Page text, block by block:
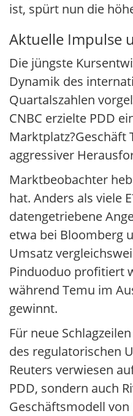
ist, spürt nun die
Aktuelle Impulse
Die jüngste
Dynamik des
Quartalszahlen
CNBC erzielte PDD
Marktplatz?Geschäft
aggressiver
Marktbeobachter
hat. Anders als viele
datengetriebene
etwa bei Bloomberg
Umsatz
Pinduoduo profitiert
während Temu im
gewinnt.
Für neue
des regulatorischen
Reuters verwiesen
PDD, sondern auch
Geschäftsmodell